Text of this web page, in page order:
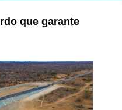
que garante